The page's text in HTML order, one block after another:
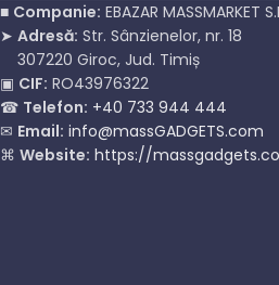
■ Companie: EBAZAR MASSMARKET
➤ Adresă: Str. Sânzienelor, nr. 18
307220 Giroc, Jud. Timiș
▣ CIF: RO43976322
☎ Telefon: +40 733 944 444
✉ Email: info@massGADGETS.com
⌘ Website: https://